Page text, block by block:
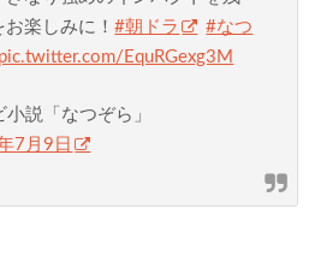
お楽しみに！#朝ドラ
#なつ
pic.twitter.com/EquRGexg3M
説「なつぞら」
7月9日